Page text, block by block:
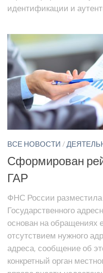
идентификации и
ВСЕ НОВОСТИ/
Сформирован
ГАР
ФНС России разместила
Государственного
основан на обращениях
отсутствием нужного
адреса, сообщение об
конкретный орган